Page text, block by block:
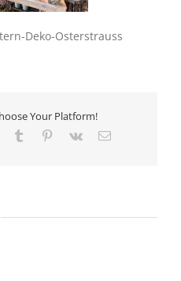
Deko-Osterstrauss
Your Platform!
Tumblr Pinterest
Vk
E-